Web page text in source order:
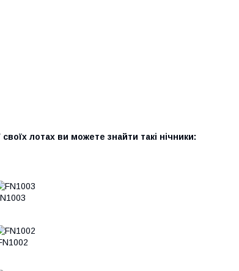
своїх лотах ви можете знайти такі нічники: